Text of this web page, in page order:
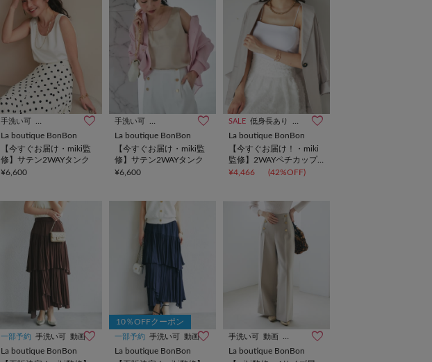
手洗い可 インフルエンサー企画
La boutique BonBon
【今すぐお届け・miki監
修】サテン2WAYタンク
¥6,600
手洗い可 インフルエンサー企画
La boutique BonBon
【今すぐお届け・miki監
修】サテン2WAYタンク
¥6,600
SALE 低身長あり オケージョン
La boutique BonBon
【今すぐお届け！・miki
監修】2WAYペチカップ
キャミ/ロング丈
¥4,466 (42%OFF)
一部予約 手洗い可 動画
La boutique BonBon
10％OFFクーポン
一部予約 手洗い可 動画
La boutique BonBon
手洗い可 動画 オケージョン
La boutique BonBon